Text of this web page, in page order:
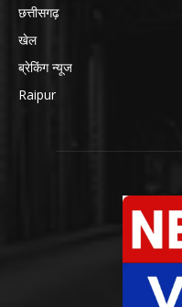
छत्तीसगढ़
खेल
ब्रेकिंग न्यूज
Raipur